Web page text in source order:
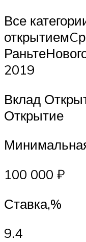
Все
2019
Вклад
Открытие
100 000 ₽
Ставка,%
9.4